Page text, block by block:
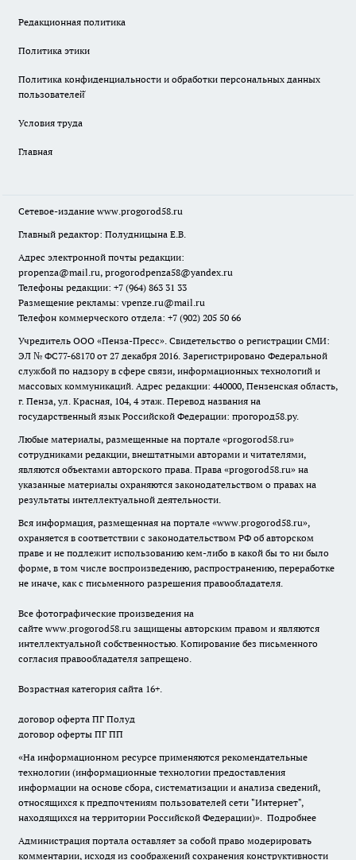
Редакционная политика
Политика этики
Политика конфиденциальности и обработки персональных данных
пользователей̆
Условия труда
Главная
Сетевое-издание www.progorod58.ru
Главный редактор: Полудницына Е.В.
Адрес электронной почты редакции:
propenza@mail.ru, progorodpenza58@yandex.ru
Телефоны редакции: +7 (964) 863 31 33
Размещение рекламы: vpenze.ru@mail.ru
Телефон коммерческого отдела: +7 (902) 205 50 66
Учредитель ООО «Пенза-Пресс». Свидетельство о регистрации СМИ:
ЭЛ № ФС77-68170 от 27 декабря 2016. Зарегистрировано Федеральной
службой по надзору в сфере связи, информационных технологий и
массовых коммуникаций. Адрес редакции: 440000, Пензенская область,
г. Пенза, ул. Красная, 104, 4 этаж. Перевод названия на
государственный язык Российской Федерации: прогород58.ру.
Любые материалы, размещенные на портале «progorod58.ru»
сотрудниками редакции, внештатными авторами и читателями,
являются объектами авторского права. Права «progorod58.ru» на
указанные материалы охраняются законодательством о правах на
результаты интеллектуальной деятельности.
Вся информация, размещенная на портале «www.progorod58.ru»,
охраняется в соответствии с законодательством РФ об авторском
праве и не подлежит использованию кем-либо в какой бы то ни было
форме, в том числе воспроизведению, распространению, переработке
не иначе, как с письменного разрешения правообладателя.
Все фотографические произведения на
сайте www.progorod58.ru защищены авторским правом и являются
интеллектуальной собственностью. Копирование без письменного
согласия правообладателя запрещено.
Возрастная категория сайта 16+.
договор оферта ПГ Полуд
договор оферты ПГ ПП
«На информационном ресурсе применяются рекомендательные
технологии (информационные технологии предоставления
информации на основе сбора, систематизации и анализа сведений,
относящихся к предпочтениям пользователей сети "Интернет",
находящихся на территории Российской Федерации)». Подробнее
Администрация портала оставляет за собой право модерировать
комментарии, исходя из соображений сохранения конструктивности